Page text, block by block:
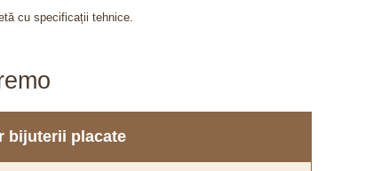
cu specificații tehnice.
bijuterii placate